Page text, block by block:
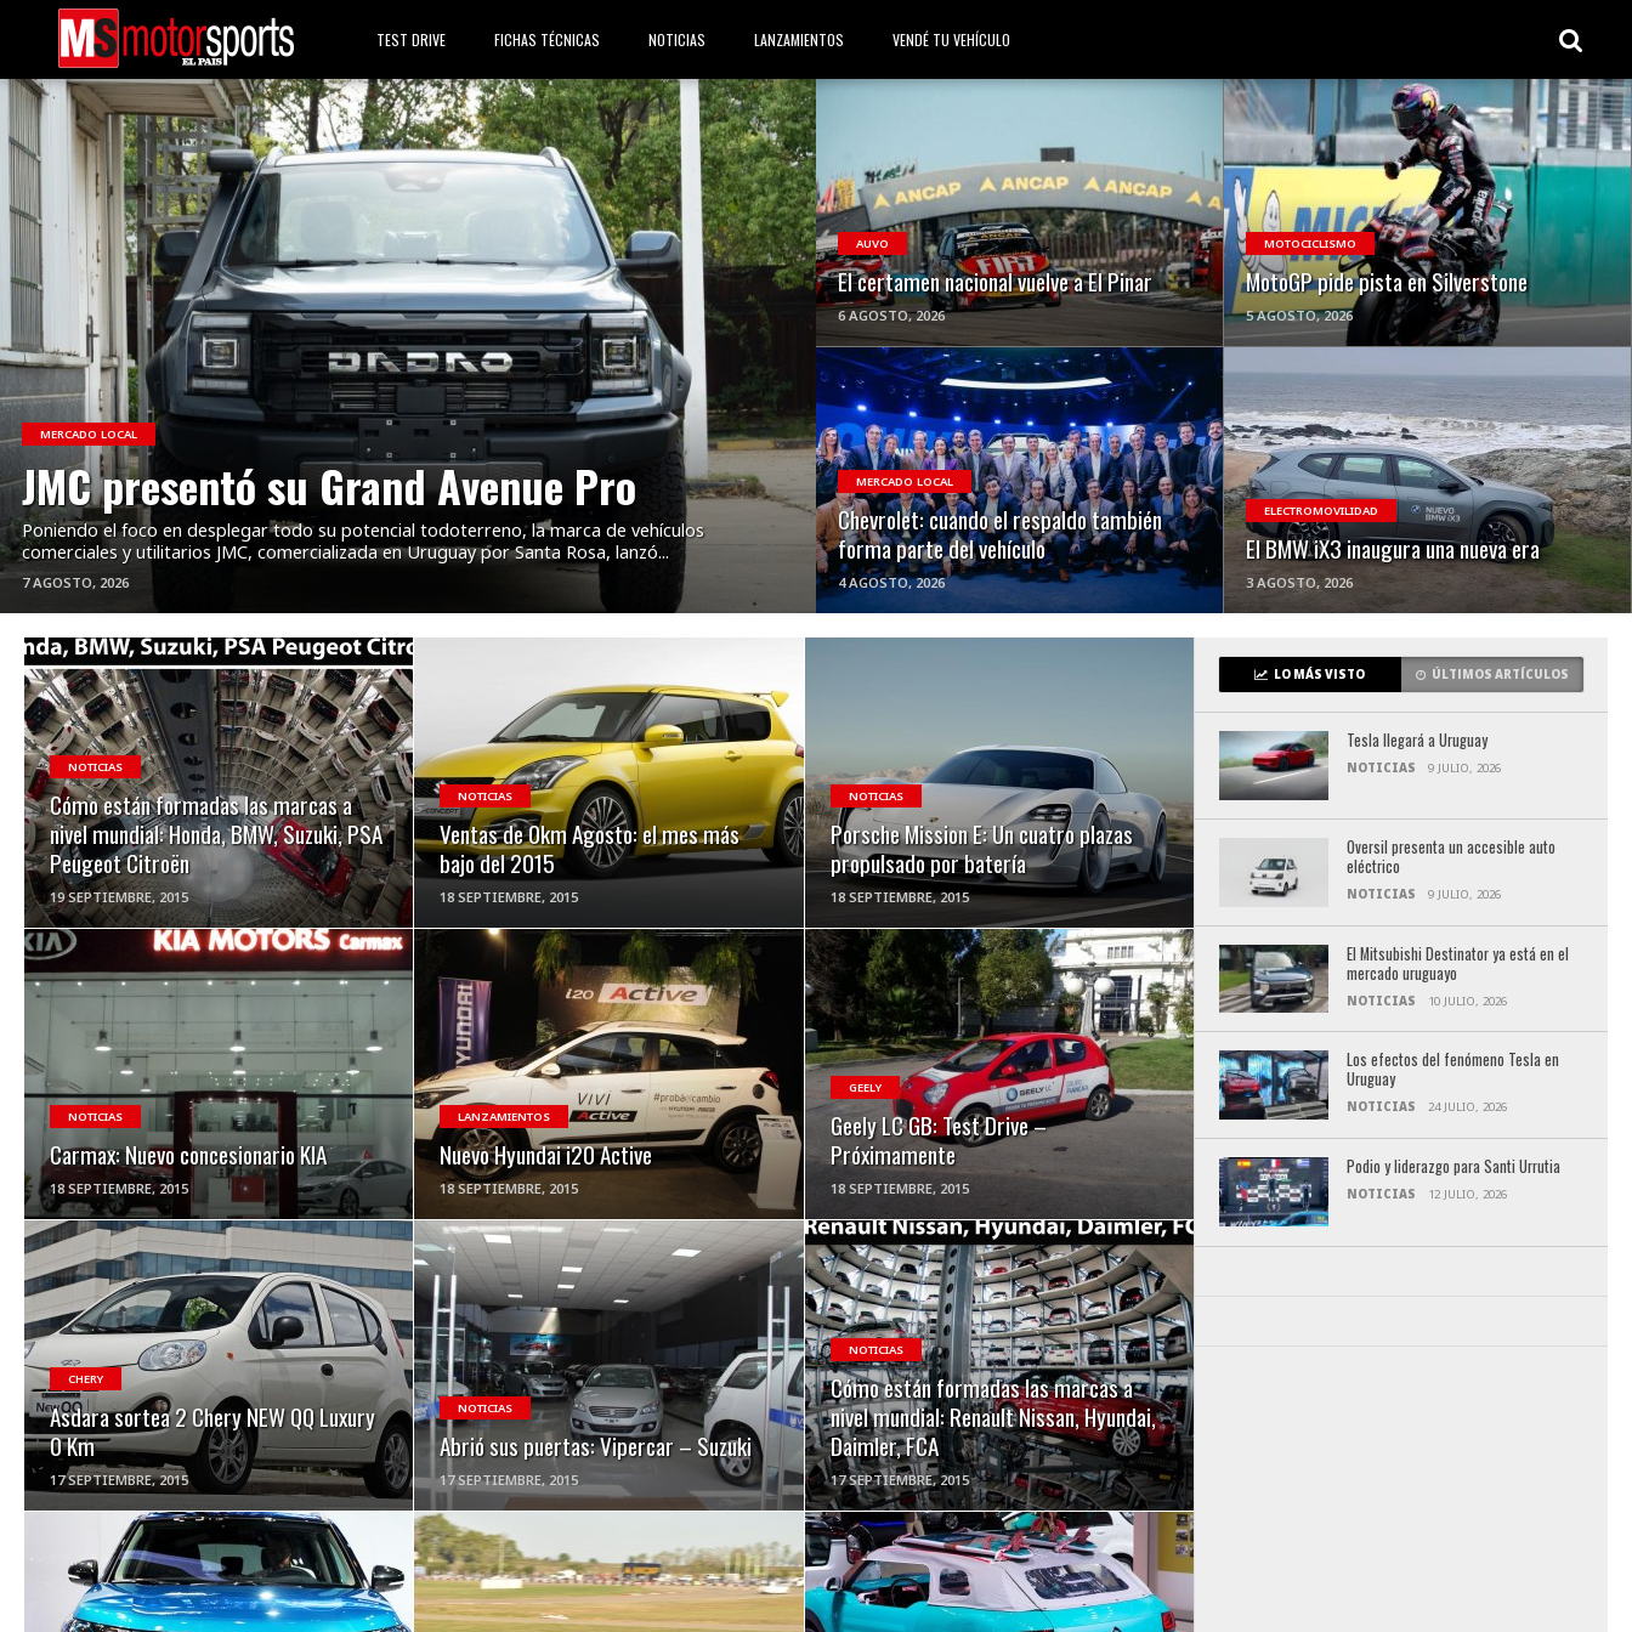
TEST DRIVE FICHAS TÉCNICAS NOTICIAS LANZAMIENTOS VENDÉ TU VEHÍCULO
MERCADO LOCAL
JMC presentó su Grand Avenue Pro
Poniendo el foco en desplegar todo su potencial todoterreno, la marca de vehículos
comerciales y utilitarios JMC, comercializada en Uruguay por Santa Rosa, lanzó...
7 AGOSTO, 2026
VER NOTA
AUVO
El certamen nacional vuelve a El Pinar
6 AGOSTO, 2026
VER NOTA
MOTOCICLISMO
MotoGP pide pista en Silverstone
5 AGOSTO, 2026
VER NOTA
MERCADO LOCAL
Chevrolet: cuando el respaldo también
forma parte del vehículo
4 AGOSTO, 2026
VER NOTA
ELECTROMOVILIDAD
El BMW iX3 inaugura una nueva era
3 AGOSTO, 2026
VER NOTA
LO MÁS VISTO ÚLTIMOS ARTÍCULOS
Tesla llegará a Uruguay
NOTICIAS 9 JULIO, 2026
Oversil presenta un accesible auto
eléctrico
NOTICIAS 9 JULIO, 2026
El Mitsubishi Destinator ya está en el
mercado uruguayo
NOTICIAS 10 JULIO, 2026
Los efectos del fenómeno Tesla en
Uruguay
NOTICIAS 24 JULIO, 2026
Podio y liderazgo para Santi Urrutia
NOTICIAS 12 JULIO, 2026
NOTICIAS
Cómo están formadas las marcas a
nivel mundial: Honda, BMW, Suzuki, PSA
Peugeot Citroën
19 SEPTIEMBRE, 2015
VER NOTA
NOTICIAS
Ventas de 0km Agosto: el mes más
bajo del 2015
18 SEPTIEMBRE, 2015
VER NOTA
NOTICIAS
Porsche Mission E: Un cuatro plazas
propulsado por batería
18 SEPTIEMBRE, 2015
VER NOTA
NOTICIAS
Carmax: Nuevo concesionario KIA
18 SEPTIEMBRE, 2015
VER NOTA
LANZAMIENTOS
Nuevo Hyundai i20 Active
18 SEPTIEMBRE, 2015
VER NOTA
GEELY
Geely LC GB: Test Drive –
Próximamente
18 SEPTIEMBRE, 2015
VER NOTA
CHERY
Asdara sortea 2 Chery NEW QQ Luxury
0 Km
17 SEPTIEMBRE, 2015
VER NOTA
NOTICIAS
Abrió sus puertas: Vipercar – Suzuki
17 SEPTIEMBRE, 2015
NOTICIAS
Cómo están formadas las marcas a
nivel mundial: Renault Nissan, Hyundai,
Daimler, FCA
17 SEPTIEMBRE, 2015
VER NOTA